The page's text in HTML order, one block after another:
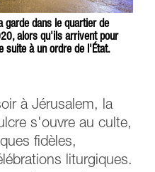
garde dans le quartier de
alors qu'ils arrivent pour
suite à un ordre de l'État.
à Jérusalem, la
s'ouvre au culte,
fidèles,
liturgiques.